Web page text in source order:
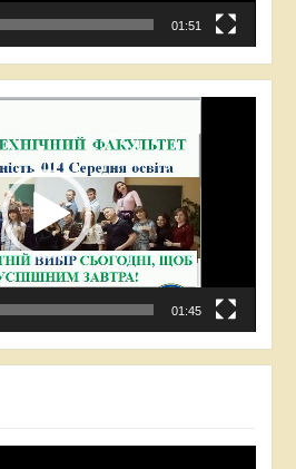
01:51
01:45